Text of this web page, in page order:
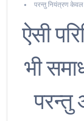
परन्तु नियंत्रण केवल
ऐसी
भी
परन्तु